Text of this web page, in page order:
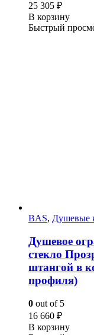
25 305 ₽
В корзину
Быстрый
BAS, Душевые
Душевое
стекло
штангой в
профиля)
0 out of 5
16 660 ₽
В корзину